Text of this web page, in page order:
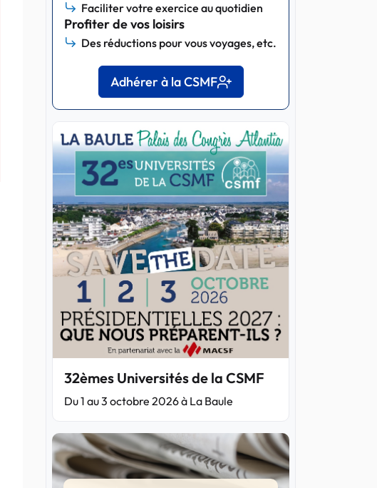
Faciliter votre exercice au quotidien
Profiter de vos loisirs
Des réductions pour vous voyages, etc.
Adhérer à la CSMF
32èmes Universités de la CSMF
Du 1 au 3 octobre 2026 à La Baule